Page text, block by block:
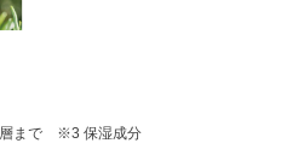
まで ※3 保湿成分